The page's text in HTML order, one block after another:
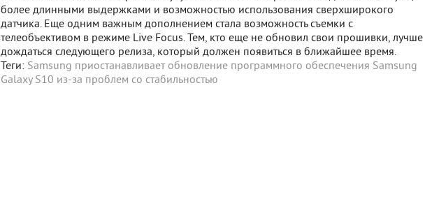
более длинными выдержками и возможностью использования сверхширокого
датчика. Еще одним важным дополнением стала возможность съемки с
телеобъективом в режиме Live Focus. Тем, кто еще не обновил свои прошивки, лучше
дождаться следующего релиза, который должен появиться в ближайшее время.
Теги: Samsung приостанавливает обновление программного обеспечения Samsung
Galaxy S10 из-за проблем со стабильностью